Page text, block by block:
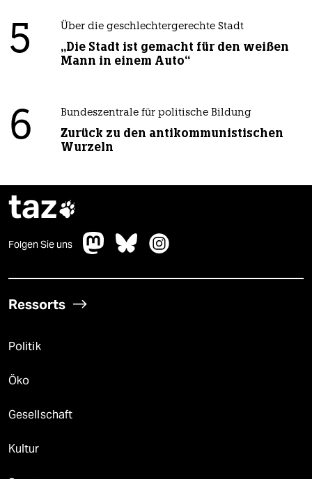
5 Über die geschlechtergerechte Stadt
„Die Stadt ist gemacht für den weißen
Mann in einem Auto“
6 Bundeszentrale für politische Bildung
Zurück zu den antikommunistischen
Wurzeln
taz
Folgen Sie uns
Ressorts
Politik
Öko
Gesellschaft
Kultur